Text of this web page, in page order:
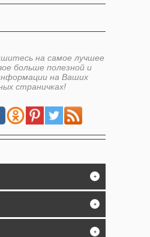
на самое лучшее
больше полезной и
на Ваших
страничках!
+
+
+